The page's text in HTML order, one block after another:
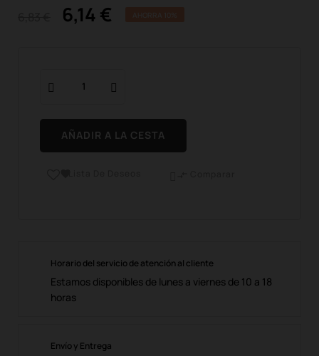
6,14 €
AÑADIR A LA CESTA
Horario del servicio de atención al cliente
Estamos disponibles de lunes a viernes de 10 a 18
horas
Envío y Entrega